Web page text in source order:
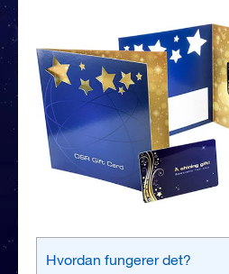
Hvordan fungerer det?